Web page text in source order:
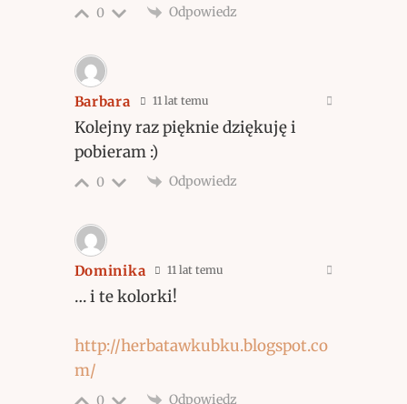
0 Odpowiedz
Barbara 11 lat temu
Kolejny raz pięknie dziękuję i
pobieram :)
0 Odpowiedz
Dominika 11 lat temu
… i te kolorki!
http://herbatawkubku.blogspot.co
m/
0 Odpowiedz